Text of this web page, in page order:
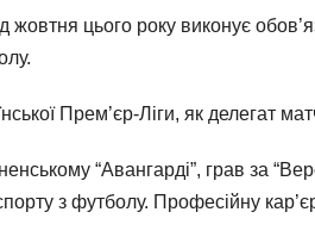
цього року виконує
Прем’єр-Ліги, як делегат
“Авангарді”, грав за
з футболу. Професійну